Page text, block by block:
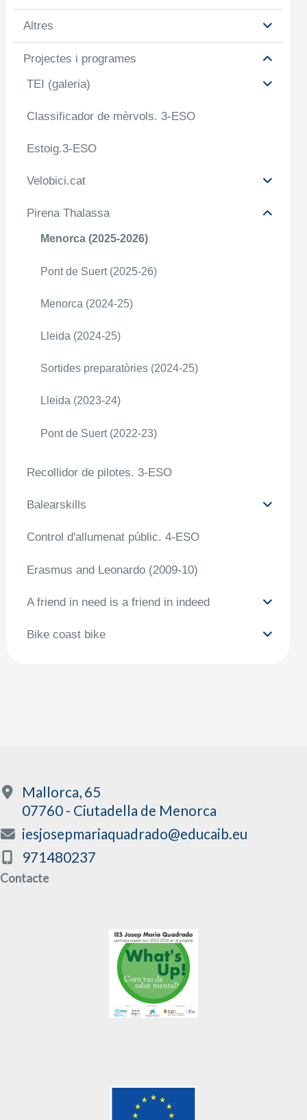
Altres
Projectes i programes
TEI (galeria)
Classificador de mèrvols. 3-ESO
Estoig.3-ESO
Velobici.cat
Pirena Thalassa
Menorca (2025-2026)
Pont de Suert (2025-26)
Menorca (2024-25)
Lleida (2024-25)
Sortides preparatòries (2024-25)
Lleida (2023-24)
Pont de Suert (2022-23)
Recollidor de pilotes. 3-ESO
Balearskills
Control d'allumenat públic. 4-ESO
Erasmus and Leonardo (2009-10)
A friend in need is a friend in indeed
Bike coast bike
Mallorca, 65
07760 - Ciutadella de Menorca
iesjosepmariaquadrado@educaib.eu
971480237
Contacte